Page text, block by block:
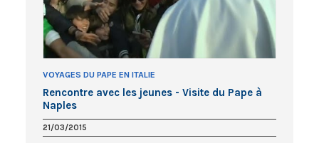
VOYAGES DU PAPE EN ITALIE
Rencontre avec les jeunes - Visite du Pape à
Naples
21/03/2015